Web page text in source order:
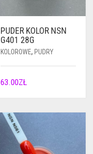
PUDER KOLOR NSN
G401 28G
KOLOROWE, PUDRY
63.00ZŁ